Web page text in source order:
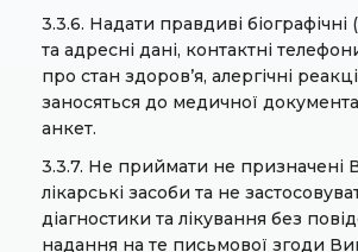
3.3.6. Надати правдиві біографічні
та адресні дані, контактні
про стан здоров’я, алергічні
заносяться до медичної
анкет.
3.3.7. Не приймати не призначені
лікарські засоби та не
діагностики та лікування без
надання на те письмової згоди